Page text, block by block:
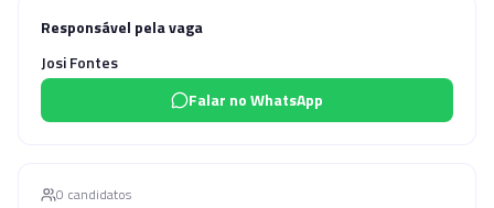
Responsável pela vaga
Josi Fontes
Falar no WhatsApp
0 candidatos